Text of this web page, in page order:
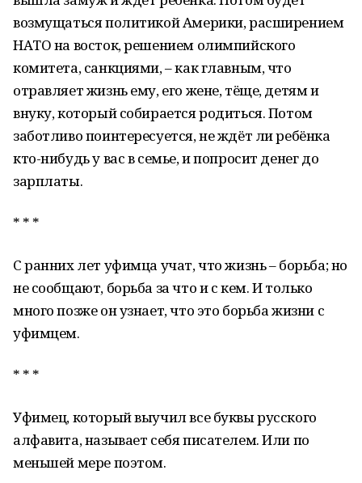
возмущаться политикой Америки, расширением
НАТО на восток, решением олимпийского
комитета, санкциями, – как главным, что
отравляет жизнь ему, его жене, тёще, детям и
внуку, который собирается родиться. Потом
заботливо поинтересуется, не ждёт ли ребёнка
кто-нибудь у вас в семье, и попросит денег до
зарплаты.
* * *
С ранних лет уфимца учат, что жизнь – борьба; но
не сообщают, борьба за что и с кем. И только
много позже он узнает, что это борьба жизни с
уфимцем.
* * *
Уфимец, который выучил все буквы русского
алфавита, называет себя писателем. Или по
меньшей мере поэтом.